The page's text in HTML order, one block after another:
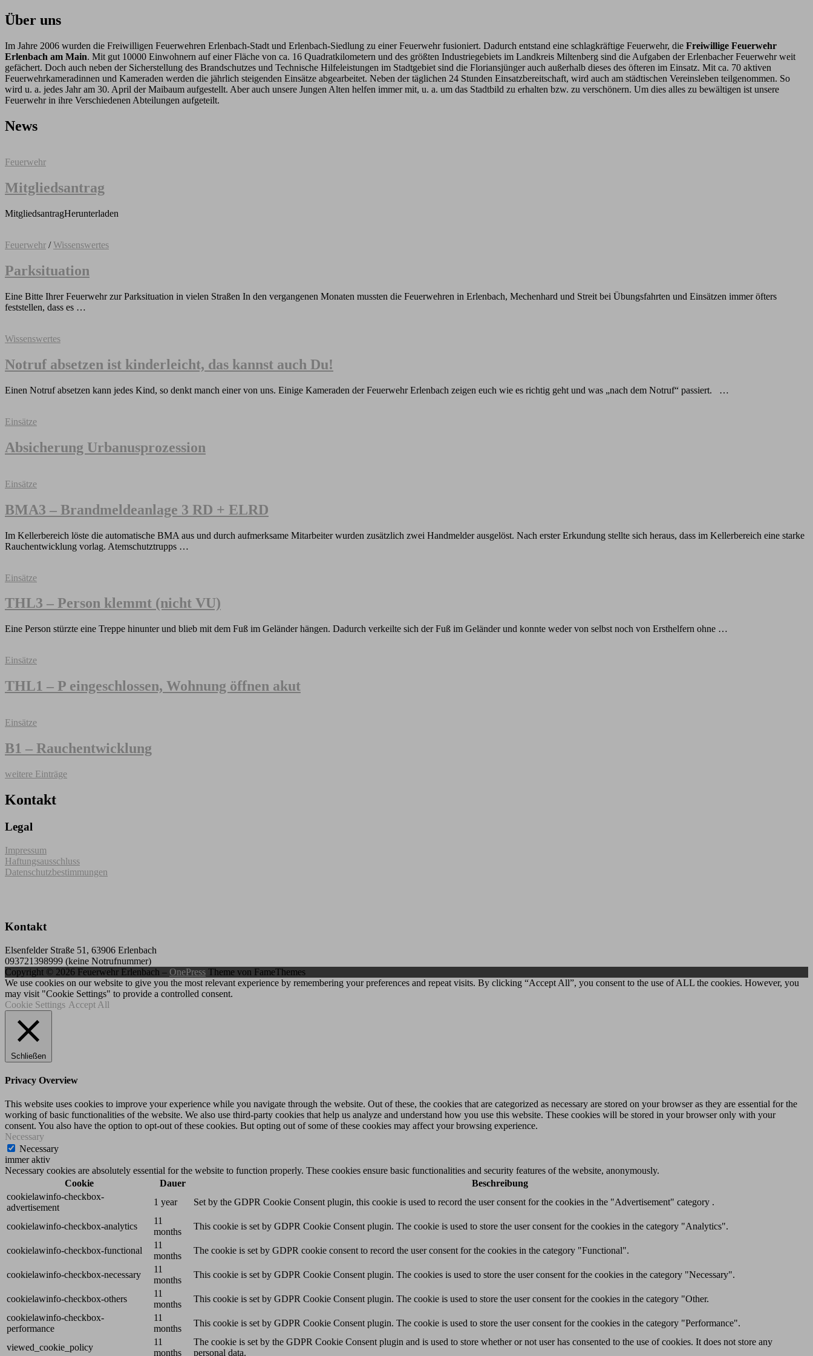
Über uns
Im Jahre 2006 wurden die Freiwilligen Feuerwehren Erlenbach-Stadt und Erlenbach-Siedlung zu einer Feuerwehr fusioniert. Dadurch entstand eine schlagkräftige Feuerwehr, die Freiwillige Feuerwehr
Erlenbach am Main. Mit gut 10000 Einwohnern auf einer Fläche von ca. 16 Quadratkilometern und des größten Industriegebiets im Landkreis Miltenberg sind die Aufgaben der Erlenbacher Feuerwehr weit
gefächert. Doch auch neben der Sicherstellung des Brandschutzes und Technische Hilfeleistungen im Stadtgebiet sind die Floriansjünger auch außerhalb dieses des öfteren im Einsatz. Mit ca. 70 aktiven
Feuerwehrkameradinnen und Kameraden werden die jährlich steigenden Einsätze abgearbeitet. Neben der täglichen 24 Stunden Einsatzbereitschaft, wird auch am städtischen Vereinsleben teilgenommen. So
wird u. a. jedes Jahr am 30. April der Maibaum aufgestellt. Aber auch unsere Jungen Alten helfen immer mit, u. a. um das Stadtbild zu erhalten bzw. zu verschönern. Um dies alles zu bewältigen ist unsere
Feuerwehr in ihre Verschiedenen Abteilungen aufgeteilt.
News
Feuerwehr
Mitgliedsantrag
MitgliedsantragHerunterladen
Feuerwehr /Wissenswertes
Parksituation
Eine Bitte Ihrer Feuerwehr zur Parksituation in vielen Straßen In den vergangenen Monaten mussten die Feuerwehren in Erlenbach, Mechenhard und Streit bei Übungsfahrten und Einsätzen immer öfters
feststellen, dass es …
Wissenswertes
Notruf absetzen ist kinderleicht, das kannst auch Du!
Einen Notruf absetzen kann jedes Kind, so denkt manch einer von uns. Einige Kameraden der Feuerwehr Erlenbach zeigen euch wie es richtig geht und was „nach dem Notruf“ passiert. …
Einsätze
Absicherung Urbanusprozession
Einsätze
BMA3 – Brandmeldeanlage 3 RD + ELRD
Im Kellerbereich löste die automatische BMA aus und durch aufmerksame Mitarbeiter wurden zusätzlich zwei Handmelder ausgelöst. Nach erster Erkundung stellte sich heraus, dass im Kellerbereich eine starke
Rauchentwicklung vorlag. Atemschutztrupps …
Einsätze
THL3 – Person klemmt (nicht VU)
Eine Person stürzte eine Treppe hinunter und blieb mit dem Fuß im Geländer hängen. Dadurch verkeilte sich der Fuß im Geländer und konnte weder von selbst noch von Ersthelfern ohne …
Einsätze
THL1 – P eingeschlossen, Wohnung öffnen akut
Einsätze
B1 – Rauchentwicklung
weitere Einträge
Kontakt
Legal
Impressum
Haftungsausschluss
Datenschutzbestimmungen
Kontakt
Elsenfelder Straße 51, 63906 Erlenbach
093721398999 (keine Notrufnummer)
Copyright © 2026 Feuerwehr Erlenbach – OnePress Theme von FameThemes
We use cookies on our website to give you the most relevant experience by remembering your preferences and repeat visits. By clicking “Accept All”, you consent to the use of ALL the cookies. However, you
may visit "Cookie Settings" to provide a controlled consent.
Cookie Settings Accept All
Schließen
Privacy Overview
This website uses cookies to improve your experience while you navigate through the website. Out of these, the cookies that are categorized as necessary are stored on your browser as they are essential for the
working of basic functionalities of the website. We also use third-party cookies that help us analyze and understand how you use this website. These cookies will be stored in your browser only with your
consent. You also have the option to opt-out of these cookies. But opting out of some of these cookies may affect your browsing experience.
Necessary
Necessary
immer aktiv
Necessary cookies are absolutely essential for the website to function properly. These cookies ensure basic functionalities and security features of the website, anonymously.
Cookie
Dauer
Beschreibung
cookielawinfo-checkbox-
advertisement
1 year Set by the GDPR Cookie Consent plugin, this cookie is used to record the user consent for the cookies in the "Advertisement" category .
cookielawinfo-checkbox-analytics
11
months
This cookie is set by GDPR Cookie Consent plugin. The cookie is used to store the user consent for the cookies in the category "Analytics".
cookielawinfo-checkbox-functional
11
months
The cookie is set by GDPR cookie consent to record the user consent for the cookies in the category "Functional".
cookielawinfo-checkbox-necessary
11
months
This cookie is set by GDPR Cookie Consent plugin. The cookies is used to store the user consent for the cookies in the category "Necessary".
cookielawinfo-checkbox-others
11
months
This cookie is set by GDPR Cookie Consent plugin. The cookie is used to store the user consent for the cookies in the category "Other.
cookielawinfo-checkbox-
performance
11
months
This cookie is set by GDPR Cookie Consent plugin. The cookie is used to store the user consent for the cookies in the category "Performance".
viewed_cookie_policy
11
months
The cookie is set by the GDPR Cookie Consent plugin and is used to store whether or not user has consented to the use of cookies. It does not store any
personal data.